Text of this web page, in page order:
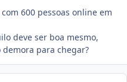
600 pessoas online em
deve ser boa mesmo,
para chegar?